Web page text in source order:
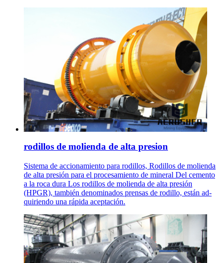
rodillos de molienda de alta presion
Sistema de accionamiento para rodillos, Rodillos de molienda
de alta presión para el procesamiento de mineral Del cemento
a la roca dura Los rodillos de molienda de alta presión
(HPGR), también denominados prensas de rodillo, están ad-
quiriendo una rápida aceptación.